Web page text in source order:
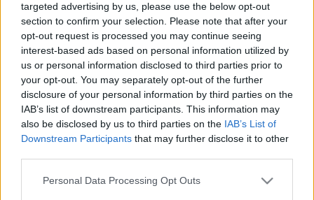
targeted advertising by us, please use the below opt-out
section to confirm your selection. Please note that after your
opt-out request is processed you may continue seeing
interest-based ads based on personal information utilized by
us or personal information disclosed to third parties prior to
your opt-out. You may separately opt-out of the further
disclosure of your personal information by third parties on the
IAB’s list of downstream participants. This information may
also be disclosed by us to third parties on the IAB’s List of
Downstream Participants that may further disclose it to other
Please note that this website/app uses one or more Google
Personal Data Processing Opt Outs
Rozina,Zóra,Saya Noé, Malek Andrea ,Paár Julcsi.
A teljes jelöltlistaitt böngészhető végig.
FONOGRAM – MAGYAR ZENEI DÍJ HÍREK
MEGOSZTÁS